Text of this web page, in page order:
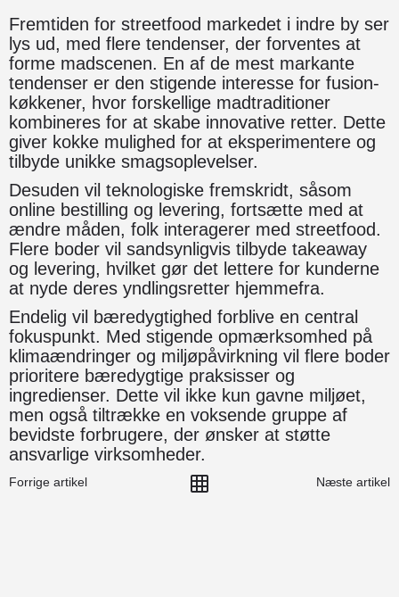
Fremtiden for streetfood markedet i indre by ser
lys ud, med flere tendenser, der forventes at
forme madscenen. En af de mest markante
tendenser er den stigende interesse for fusion-
køkkener, hvor forskellige madtraditioner
kombineres for at skabe innovative retter. Dette
giver kokke mulighed for at eksperimentere og
tilbyde unikke smagsoplevelser.
Desuden vil teknologiske fremskridt, såsom
online bestilling og levering, fortsætte med at
ændre måden, folk interagerer med streetfood.
Flere boder vil sandsynligvis tilbyde takeaway
og levering, hvilket gør det lettere for kunderne
at nyde deres yndlingsretter hjemmefra.
Endelig vil bæredygtighed forblive en central
fokuspunkt. Med stigende opmærksomhed på
klimaændringer og miljøpåvirkning vil flere boder
prioritere bæredygtige praksisser og
ingredienser. Dette vil ikke kun gavne miljøet,
men også tiltrække en voksende gruppe af
bevidste forbrugere, der ønsker at støtte
ansvarlige virksomheder.
Forrige artikel Næste artikel